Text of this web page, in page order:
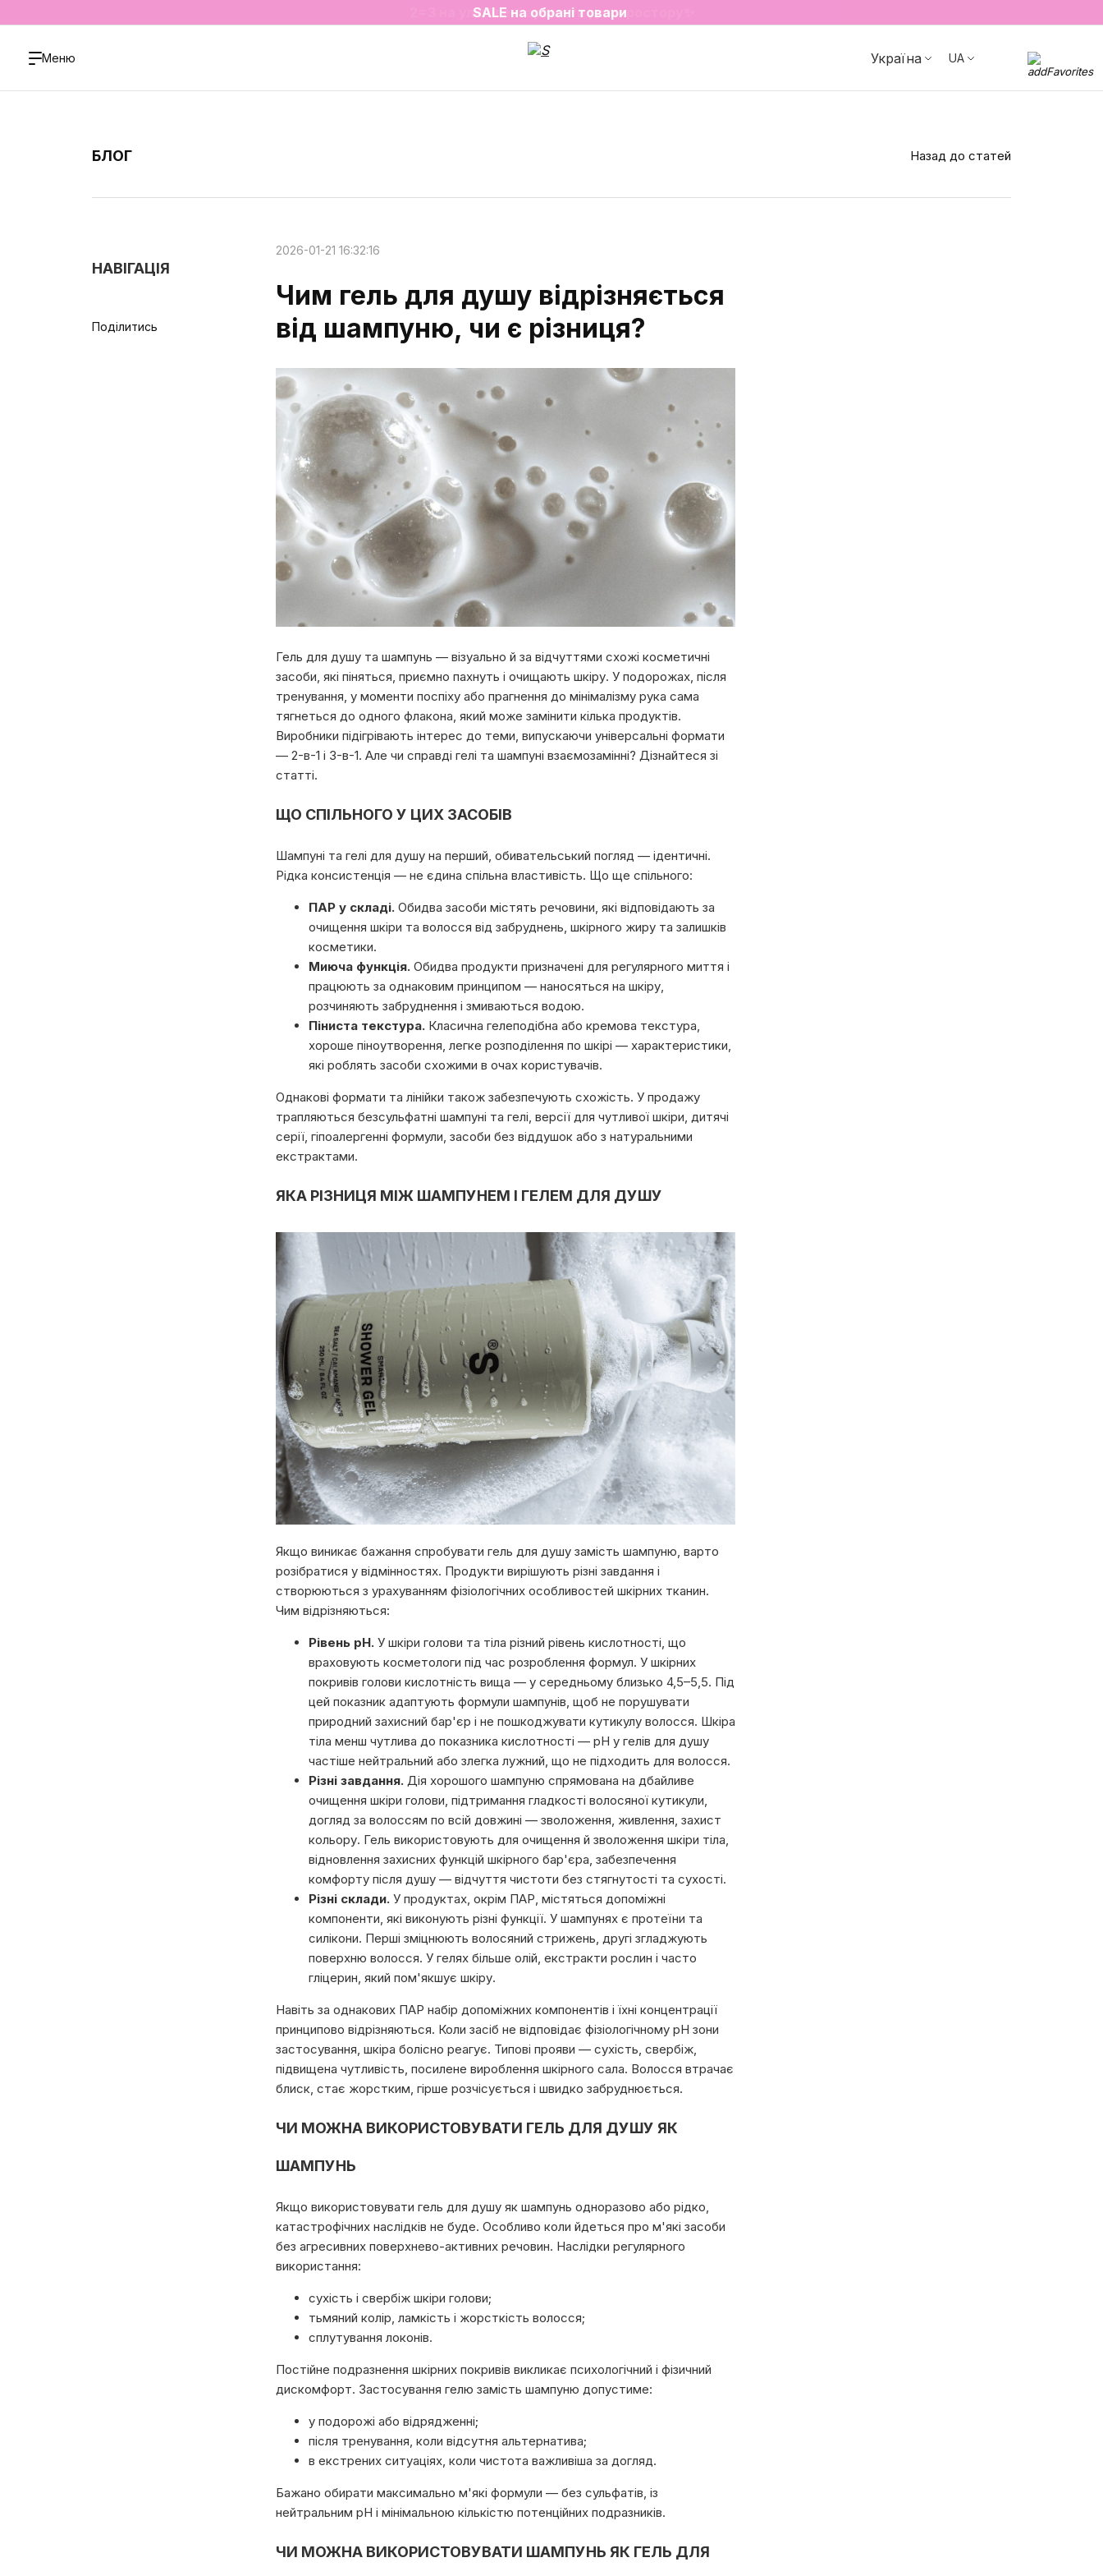
2=3 на улюблені аромати для простору✨
SALE на обрані товари
Меню Україна UA
БЛОГ Назад до статей
НАВІГАЦІЯ
Поділитись
2026-01-21 16:32:16
Чим гель для душу відрізняється
від шампуню, чи є різниця?
Гель для душу та шампунь — візуально й за відчуттями схожі косметичні
засоби, які піняться, приємно пахнуть і очищають шкіру. У подорожах, після
тренування, у моменти поспіху або прагнення до мінімалізму рука сама
тягнеться до одного флакона, який може замінити кілька продуктів.
Виробники підігрівають інтерес до теми, випускаючи універсальні формати
— 2-в-1 і 3-в-1. Але чи справді гелі та шампуні взаємозамінні? Дізнайтеся зі
статті.
ЩО СПІЛЬНОГО У ЦИХ ЗАСОБІВ
Шампуні та гелі для душу на перший, обивательський погляд — ідентичні.
Рідка консистенція — не єдина спільна властивість. Що ще спільного:
ПАР у складі. Обидва засоби містять речовини, які відповідають за
очищення шкіри та волосся від забруднень, шкірного жиру та залишків
косметики.
Миюча функція. Обидва продукти призначені для регулярного миття і
працюють за однаковим принципом — наносяться на шкіру,
розчиняють забруднення і змиваються водою.
Піниста текстура. Класична гелеподібна або кремова текстура,
хороше піноутворення, легке розподілення по шкірі — характеристики,
які роблять засоби схожими в очах користувачів.
Однакові формати та лінійки також забезпечують схожість. У продажу
трапляються безсульфатні шампуні та гелі, версії для чутливої шкіри, дитячі
серії, гіпоалергенні формули, засоби без віддушок або з натуральними
екстрактами.
ЯКА РІЗНИЦЯ МІЖ ШАМПУНЕМ І ГЕЛЕМ ДЛЯ ДУШУ
Якщо виникає бажання спробувати гель для душу замість шампуню, варто
розібратися у відмінностях. Продукти вирішують різні завдання і
створюються з урахуванням фізіологічних особливостей шкірних тканин.
Чим відрізняються:
Рівень pH. У шкіри голови та тіла різний рівень кислотності, що
враховують косметологи під час розроблення формул. У шкірних
покривів голови кислотність вища — у середньому близько 4,5–5,5. Під
цей показник адаптують формули шампунів, щоб не порушувати
природний захисний бар'єр і не пошкоджувати кутикулу волосся. Шкіра
тіла менш чутлива до показника кислотності — pH у гелів для душу
частіше нейтральний або злегка лужний, що не підходить для волосся.
Різні завдання. Дія хорошого шампуню спрямована на дбайливе
очищення шкіри голови, підтримання гладкості волосяної кутикули,
догляд за волоссям по всій довжині — зволоження, живлення, захист
кольору. Гель використовують для очищення й зволоження шкіри тіла,
відновлення захисних функцій шкірного бар'єра, забезпечення
комфорту після душу — відчуття чистоти без стягнутості та сухості.
Різні склади. У продуктах, окрім ПАР, містяться допоміжні
компоненти, які виконують різні функції. У шампунях є протеїни та
силікони. Перші зміцнюють волосяний стрижень, другі згладжують
поверхню волосся. У гелях більше олій, екстракти рослин і часто
гліцерин, який пом'якшує шкіру.
Навіть за однакових ПАР набір допоміжних компонентів і їхні концентрації
принципово відрізняються. Коли засіб не відповідає фізіологічному pH зони
застосування, шкіра болісно реагує. Типові прояви — сухість, свербіж,
підвищена чутливість, посилене вироблення шкірного сала. Волосся втрачає
блиск, стає жорстким, гірше розчісується і швидко забруднюється.
ЧИ МОЖНА ВИКОРИСТОВУВАТИ ГЕЛЬ ДЛЯ ДУШУ ЯК
ШАМПУНЬ
Якщо використовувати гель для душу як шампунь одноразово або рідко,
катастрофічних наслідків не буде. Особливо коли йдеться про м'які засоби
без агресивних поверхнево-активних речовин. Наслідки регулярного
використання:
сухість і свербіж шкіри голови;
тьмяний колір, ламкість і жорсткість волосся;
сплутування локонів.
Постійне подразнення шкірних покривів викликає психологічний і фізичний
дискомфорт. Застосування гелю замість шампуню допустиме:
у подорожі або відрядженні;
після тренування, коли відсутня альтернатива;
в екстрених ситуаціях, коли чистота важливіша за догляд.
Бажано обирати максимально м'які формули — без сульфатів, із
нейтральним pH і мінімальною кількістю потенційних подразників.
ЧИ МОЖНА ВИКОРИСТОВУВАТИ ШАМПУНЬ ЯК ГЕЛЬ ДЛЯ